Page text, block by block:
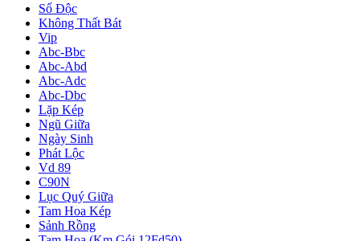
Số Độc
Không Thất Bát
Vip
Abc-Bbc
Abc-Abd
Abc-Adc
Abc-Dbc
Lặp Kép
Ngũ Giữa
Ngày Sinh
Phát Lộc
Vd 89
C90N
Lục Quý Giữa
Tam Hoa Kép
Sảnh Rồng